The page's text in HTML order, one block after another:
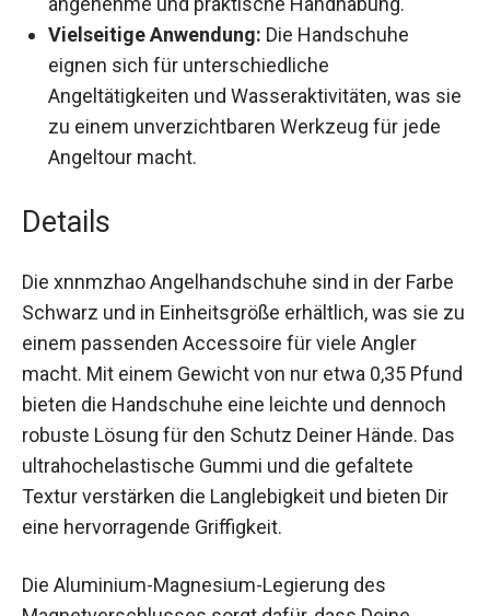
Vielseitige Anwendung:Die Handschuhe
eignen sich für unterschiedliche
Angeltätigkeiten und Wasseraktivitäten, was
sie zu einem unverzichtbaren Werkzeug für
jede Angeltour macht.
Details
Farbe Schwarz und in Einheitsgröße erhältlich,
was sie zu einem passenden Accessoire für
viele Angler macht. Mit einem Gewicht von nur
etwa 0,35 Pfund bieten die Handschuhe eine
leichte und dennoch robuste Lösung für den
Schutz Deiner Hände. Das ultrahochelastische
Gummi und die gefaltete Textur verstärken die
Langlebigkeit und bieten Dir eine hervorragende
Griffigkeit.
Die Aluminium-Magnesium-Legierung des